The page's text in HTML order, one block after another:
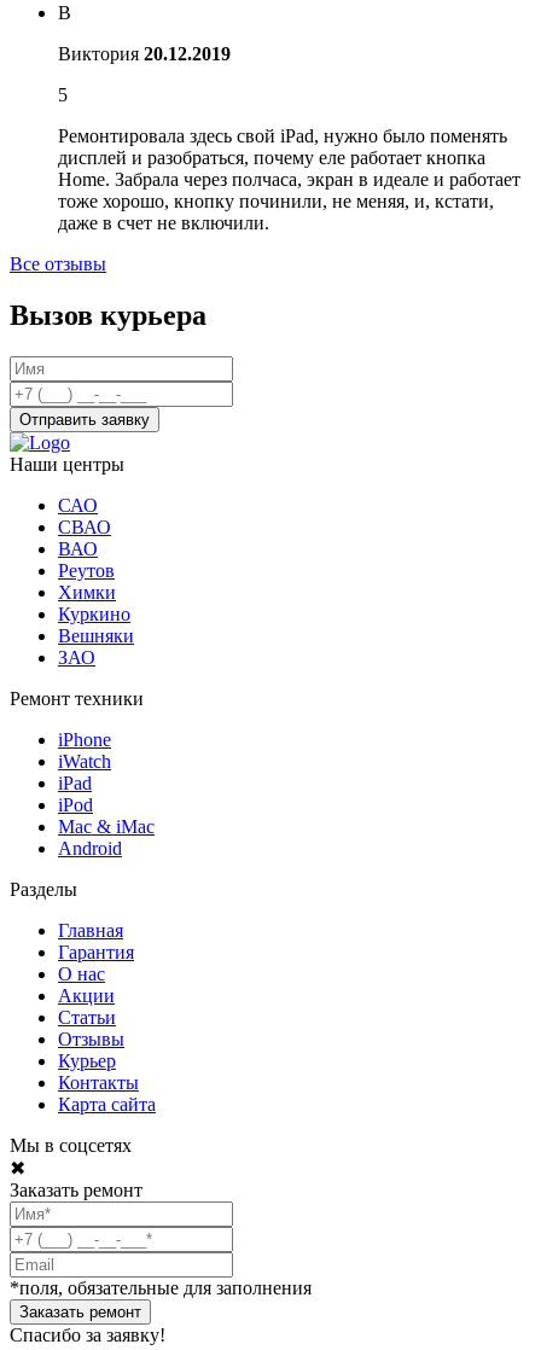
В
Виктория 20.12.2019
5
Ремонтировала здесь свой iPad, нужно было поменять
дисплей и разобраться, почему еле работает кнопка
Home. Забрала через полчаса, экран в идеале и работает
тоже хорошо, кнопку починили, не меняя, и, кстати,
даже в счет не включили.
Все отзывы
Вызов курьера
Отправить заявку
Наши центры
САО
СВАО
ВАО
Реутов
Химки
Куркино
Вешняки
ЗАО
Ремонт техники
iPhone
iWatch
iPad
iPod
Mac & iMac
Android
Разделы
Главная
Гарантия
О нас
Акции
Статьи
Отзывы
Курьер
Контакты
Карта сайта
Мы в соцсетях
✖
Заказать ремонт
*поля, обязательные для заполнения
Спасибо за заявку!